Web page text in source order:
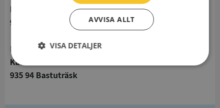
Källheden 2
935 94 Bastuträsk
Besöksadress
Källheden 2
935 94 Bastuträsk
AVVISA ALLT
VISA DETALJER
Strikt
nödvändigt
Prestanda Inriktning